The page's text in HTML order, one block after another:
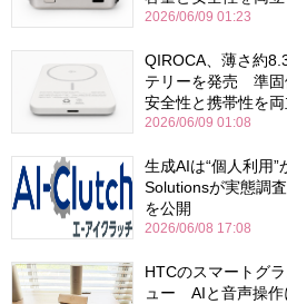
2026/06/09 01:23
QIROCA、薄さ約
テリーを発売 準固
安全性と携帯性を両
2026/06/09 01:08
生成AIは“個人利用
Solutionsが実態調
を公開
2026/06/08 17:08
HTCのスマートグ
ュー AIと音声操作